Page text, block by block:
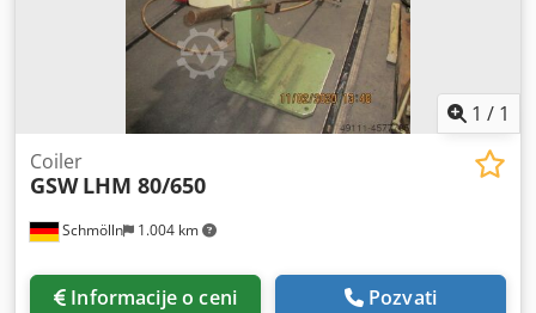
1 / 1
Schmölln 1.004 km
Coiler
GSW LHM 80/650
Informacije o ceni Pozvati